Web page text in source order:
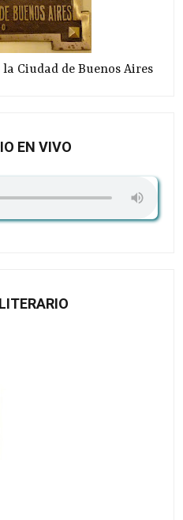
Ciudad de Buenos Aires
EN VIVO